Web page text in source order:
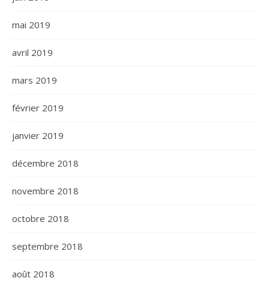
mai 2019
avril 2019
mars 2019
février 2019
janvier 2019
décembre 2018
novembre 2018
octobre 2018
septembre 2018
août 2018